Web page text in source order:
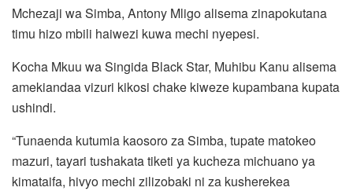
Mchezaji wa Simba, Antony Mligo alisema zinapokutana
timu hizo mbili haiwezi kuwa mechi nyepesi.
Kocha Mkuu wa Singida Black Star, Muhibu Kanu alisema
amekiandaa vizuri kikosi chake kiweze kupambana kupata
ushindi.
“Tunaenda kutumia kaosoro za Simba, tupate matokeo
mazuri, tayari tushakata tiketi ya kucheza michuano ya
kimataifa, hivyo mechi zilizobaki ni za kusherekea